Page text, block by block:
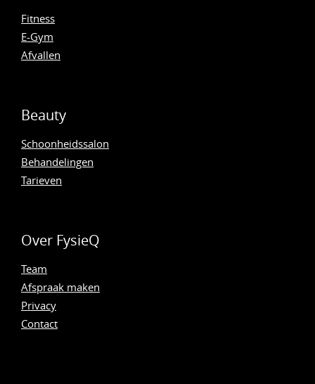
Fitness
E-Gym
Afvallen
Beauty
Schoonheidssalon
Behandelingen
Tarieven
Over FysieQ
Team
Afspraak maken
Privacy
Contact